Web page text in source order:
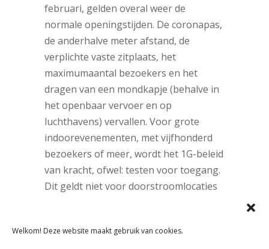
Welkom! Deze website maakt gebruik van cookies.
februari, gelden overal weer de
normale openingstijden. De coronapas,
de anderhalve meter afstand, de
verplichte vaste zitplaats, het
maximumaantal bezoekers en het
dragen van een mondkapje (behalve in
het openbaar vervoer en op
luchthavens) vervallen. Voor grote
indoorevenementen, met vijfhonderd
bezoekers of meer, wordt het 1G-beleid
van kracht, ofwel: testen voor toegang.
Dit geldt niet voor doorstroomlocaties
Tags: